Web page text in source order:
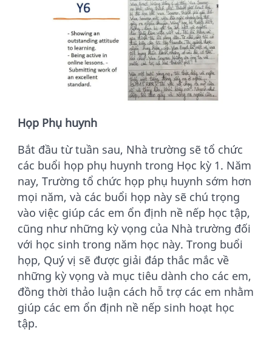
Họp Phụ huynh
Bắt đầu từ tuần sau, Nhà trường sẽ tổ chức
các buổi họp phụ huynh trong Học kỳ 1. Năm
nay, Trường tổ chức họp phụ huynh sớm hơn
mọi năm, và các buổi họp này sẽ chú trọng
vào việc giúp các em ổn định nề nếp học tập,
cũng như những kỳ vọng của Nhà trường đối
với học sinh trong năm học này. Trong buổi
họp, Quý vị sẽ được giải đáp thắc mắc về
những kỳ vọng và mục tiêu dành cho các em,
đồng thời thảo luận cách hỗ trợ các em nhằm
giúp các em ổn định nề nếp sinh hoạt học
tập.